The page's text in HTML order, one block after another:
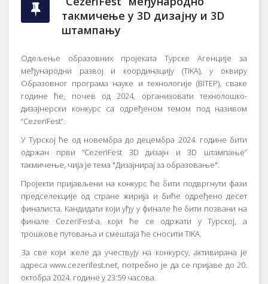
такмичење у 3D дизајну и 3D
штампању
Одељење образовних пројеката Турске Агенције за
међународни развој и координацију (TIKA), у оквиру
Образовног програма науке и технологије (BITEP), сваке
године ће, почев од 2024, организовати технолошко-
дизајнерски конкурс са одређеном темом под називом
“CezeriFest”.
У Турској ће од новембра до децембра 2024. године бити
одржан први “CezeriFest 3D дизајн и 3D штампање”
такмичење, чија је тема "Дизајнирај за образовање".
Пројекти пријављени на конкурс ће бити подвргнути фази
предселекције од стране жирија и биће одређено десет
финалиста. Кандидати који уђу у финале ће бити позвани на
финале CezeriFest-а, који ће се одржати у Турској, а
трошкове путовања и смештаја ће сносити TIKA.
За све који желе да учествују на конкурсу, активирана је
адреса www.cezerifest.net, потребно је да се пријаве до 20.
октобра 2024. године у 23:59 часова.